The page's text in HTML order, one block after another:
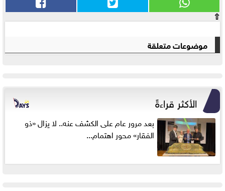
⇧
موضوعات متعلقة
الأكثر قراءةً
بعد مرور عام على الكشف عنه.. لا يزال «ذو
الفقار» محور اهتمام...